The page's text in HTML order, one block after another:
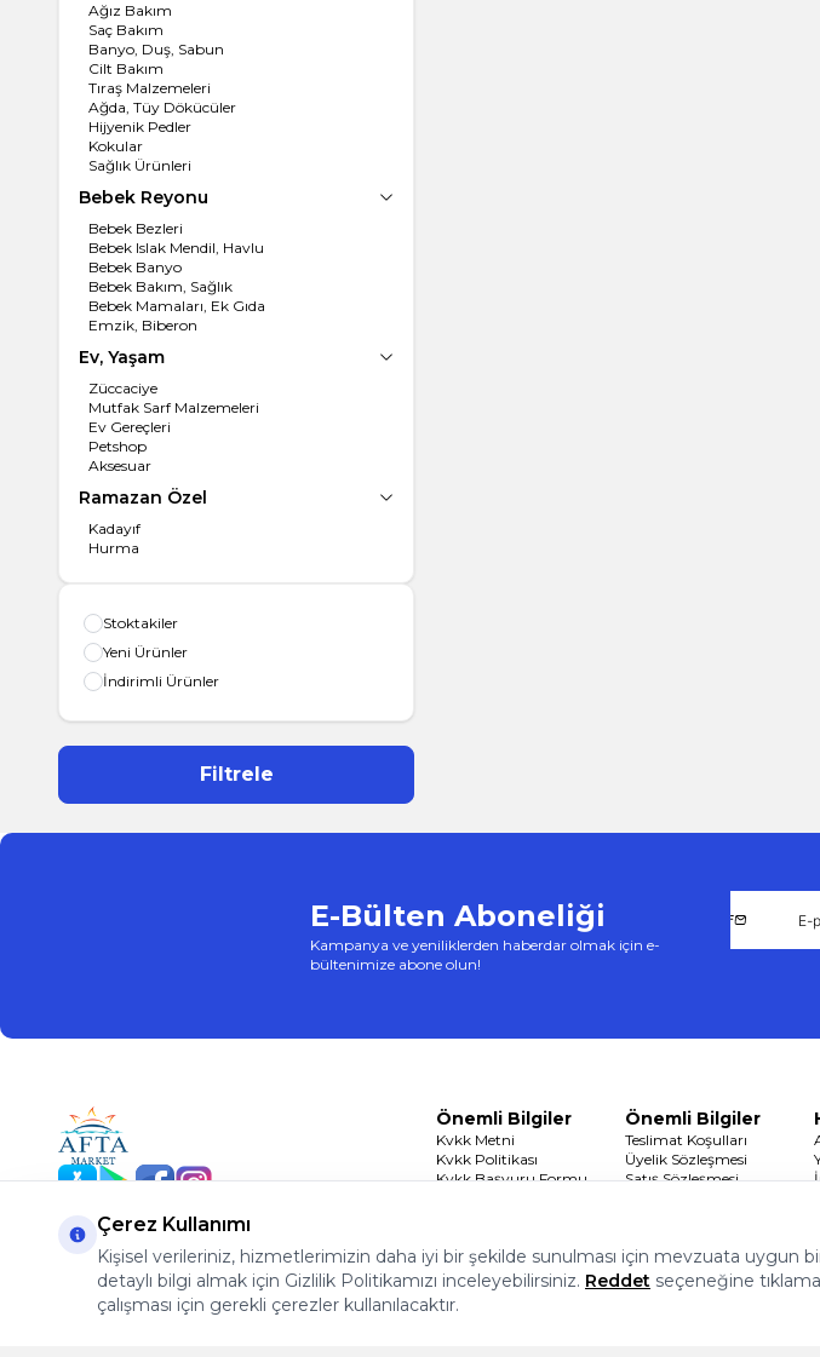
Ağız Bakım
Saç Bakım
Banyo, Duş, Sabun
Cilt Bakım
Tıraş Malzemeleri
Ağda, Tüy Dökücüler
Hijyenik Pedler
Kokular
Sağlık Ürünleri
Bebek Reyonu
Bebek Bezleri
Bebek Islak Mendil, Havlu
Bebek Banyo
Bebek Bakım, Sağlık
Bebek Mamaları, Ek Gıda
Emzik, Biberon
Ev, Yaşam
Züccaciye
Mutfak Sarf Malzemeleri
Ev Gereçleri
Petshop
Aksesuar
Ramazan Özel
Kadayıf
Hurma
Stoktakiler
Yeni Ürünler
İndirimli Ürünler
Filtrele
E-Bülten Aboneliği
Kampanya ve yeniliklerden haberdar olmak için e-
bültenimize abone olun!
Önemli Bilgiler
Kvkk Metni
Kvkk Politikası
Kvkk Başvuru Formu
Önemli Bilgiler
Teslimat Koşulları
Üyelik Sözleşmesi
Satış Sözleşmesi
Çerez Kullanımı
Kişisel verileriniz, hizmetlerimizin daha iyi bir şekilde sunulması için mevzuata uygun
detaylı bilgi almak için Gizlilik Politikamızı inceleyebilirsiniz. Reddet seçeneğine
çalışması için gerekli çerezler kullanılacaktır.